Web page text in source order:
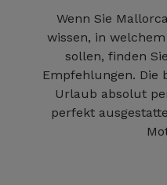
Wenn Sie
wissen, in
sollen, finden
Empfehlungen. Die
Urlaub absolut
perfekt